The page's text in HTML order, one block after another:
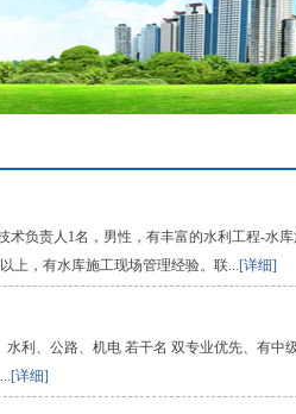
术负责人1名，男性，有丰富的水利工程-水
上，有水库施工现场管理经验。联...[详细]
利、公路、机电 若干名 双专业优先、有中
[详细]